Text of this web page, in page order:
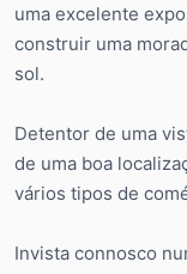
uma excelente
construir uma
sol.
Detentor de uma
de uma boa
vários tipos de
Invista connosco